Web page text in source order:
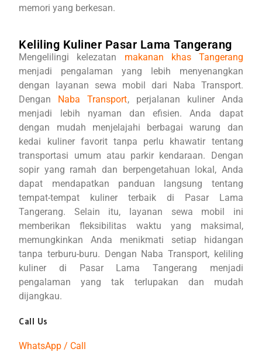
memori yang berkesan.
Keliling Kuliner Pasar Lama Tangerang
Mengelilingi kelezatan makanan khas Tangerang
menjadi pengalaman yang lebih menyenangkan
dengan layanan sewa mobil dari Naba Transport.
Dengan Naba Transport, perjalanan kuliner Anda
menjadi lebih nyaman dan efisien. Anda dapat
dengan mudah menjelajahi berbagai warung dan
kedai kuliner favorit tanpa perlu khawatir tentang
transportasi umum atau parkir kendaraan. Dengan
sopir yang ramah dan berpengetahuan lokal, Anda
dapat mendapatkan panduan langsung tentang
tempat-tempat kuliner terbaik di Pasar Lama
Tangerang. Selain itu, layanan sewa mobil ini
memberikan fleksibilitas waktu yang maksimal,
memungkinkan Anda menikmati setiap hidangan
tanpa terburu-buru. Dengan Naba Transport, keliling
kuliner di Pasar Lama Tangerang menjadi
pengalaman yang tak terlupakan dan mudah
dijangkau.
Call Us
WhatsApp / Call